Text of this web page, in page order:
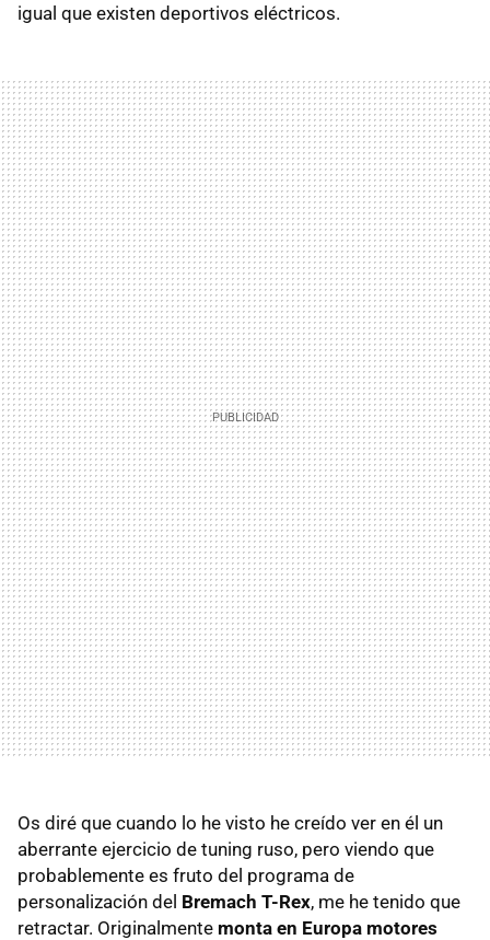
igual que existen deportivos eléctricos.
Os diré que cuando lo he visto he creído ver en él un
aberrante ejercicio de tuning ruso, pero viendo que
probablemente es fruto del programa de
personalización del Bremach T-Rex, me he tenido que
retractar. Originalmente monta en Europa motores